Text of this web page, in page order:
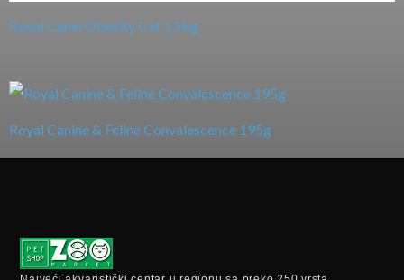
Royal Canin Obesity Cat 1,5kg
Royal Canine & Feline Convalescence 195g